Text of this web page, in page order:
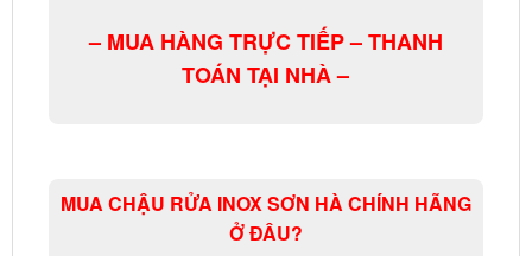
– MUA HÀNG TRỰC TIẾP – THANH
TOÁN TẠI NHÀ –
MUA CHẬU RỬA INOX SƠN HÀ CHÍNH HÃNG
Ở ĐÂU?